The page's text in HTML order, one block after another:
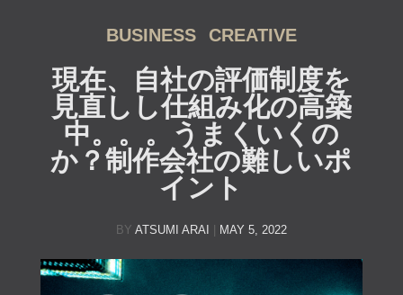
BUSINESS CREATIVE
現在、自社の評価制度を
見直しし仕組み化の高築
中。。。うまくいくの
か？制作会社の難しいポ
イント
BY ATSUMI ARAI MAY 5, 2022